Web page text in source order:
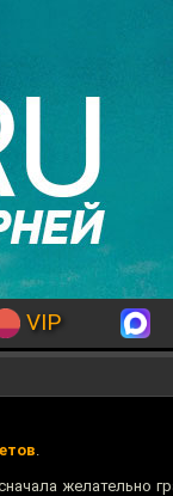
VIP
.
желательно